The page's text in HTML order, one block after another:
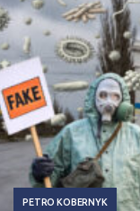
PETRO KOBERNYK